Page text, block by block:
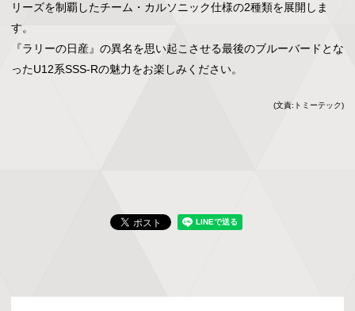
リーズを制覇したチーム・カルソニック仕様の2種類を展開しま
す。
『ラリーの日産』の異名を思い起こさせる最後のブルーバードとな
ったU12系SSS-Rの魅力をお楽しみください。
(文責:トミーテック)